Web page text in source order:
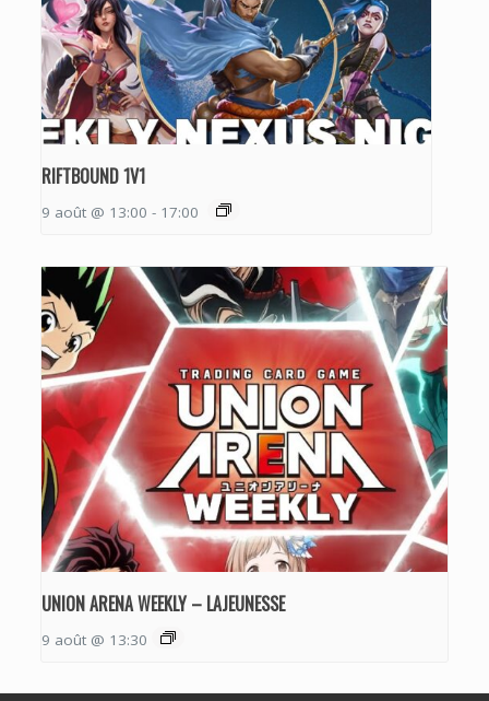
RIFTBOUND 1V1
9 août @ 13:00 - 17:00
UNION ARENA WEEKLY – LAJEUNESSE
9 août @ 13:30